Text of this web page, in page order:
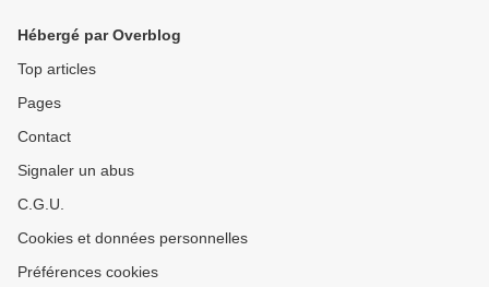
Hébergé par Overblog
Top articles
Pages
Contact
Signaler un abus
C.G.U.
Cookies et données personnelles
Préférences cookies